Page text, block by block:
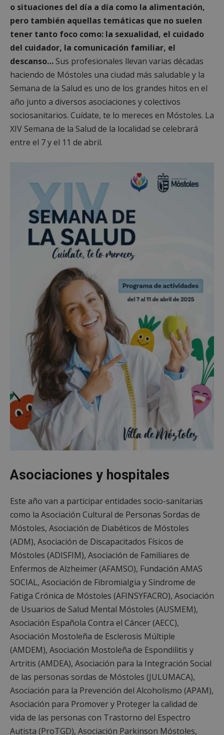
o situaciones del día a día como la alimentación,
pero también aquellas temáticas que no suelen
tener tanto foco como: la sexualidad, el cuidado
del cuidador, la comunicación familiar, el
descanso… Sus profesionales llevan varias décadas
haciendo de Móstoles una ciudad más saludable y la
Semana de la Salud es uno de los grandes hitos en el
año junto a diversos asociaciones y colectivos
sociosanitarios. Cuídate, te lo mereces en Móstoles. La
XIV Semana de la Salud de la localidad se celebrará
entre el 7 y el 11 de abril.
Asociaciones y hospitales
Este año van a participar entidades socio-sanitarias
como la Asociación Cultural de Personas Sordas de
Móstoles, Asociación de Diabéticos de Móstoles
(ADM), Asociación de Discapacitados Físicos de
Móstoles (ADISFIM), Asociación de Familiares de
Enfermos de Alzheimer (AFAMSO), Fundación AMAS
SOCIAL, Asociación de Fibromialgia y Síndrome de
Fatiga Crónica de Móstoles (AFINSYFACRO), Asociación
de Usuarios de Salud Mental Móstoles (AUSMEM),
Asociación Española Contra el Cáncer (AECC),
Asociación Mostoleña de Esclerosis Múltiple
(AMDEM), Asociación Mostoleña de Espondilitis y
Artritis (AMDEA), Asociación para la Integración Social
de las personas sordas de Móstoles (JULUMACA),
Asociación para la Prevención del Alcoholismo (APAM),
Asociación para Promover y Proteger la calidad de
vida de las personas con Trastorno del Espectro
Autista (ProTGD), Asociación Parkinson Móstoles,